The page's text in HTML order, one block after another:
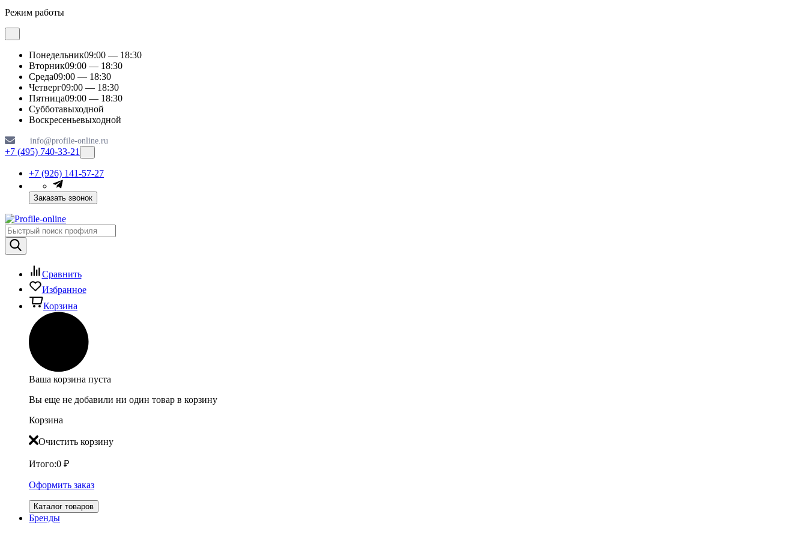
Режим работы
Понедельник09:00 — 18:30
Вторник09:00 — 18:30
Среда09:00 — 18:30
Четверг09:00 — 18:30
Пятница09:00 — 18:30
Субботавыходной
Воскресеньевыходной
info@profile-online.ru
+7 (495) 740-33-21
+7 (926) 141-57-27
Заказать звонок
Сравнить
Избранное
Корзина
Ваша корзина пуста
Вы еще не добавили ни один товар в корзину
Корзина
Очистить корзину
Итого:0 ₽
Оформить заказ
Каталог товаров
Бренды